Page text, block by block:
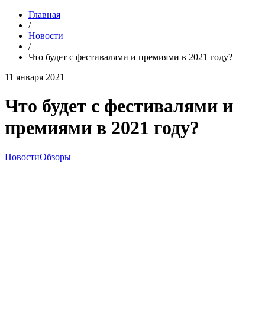
Главная
/
Новости
/
Что будет с фестивалями и премиями в 2021 году?
11 января 2021
Что будет с фестивалями и
премиями в 2021 году?
НовостиОбзоры